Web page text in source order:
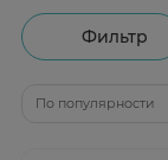
Фильтр
По популярности